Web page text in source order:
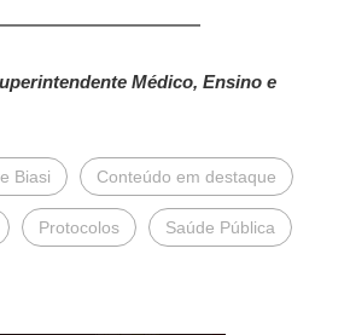
Médico, Ensino e
Biasi Conteúdo em destaque
Protocolos Saúde Pública